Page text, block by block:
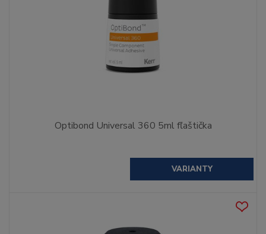
Optibond Universal 360 5ml fľaštička
VARIANTY